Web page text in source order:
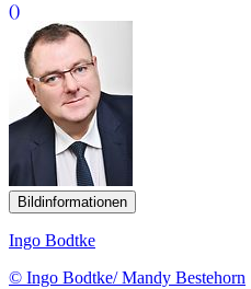
()
Bildinformationen
Ingo Bodtke
© Ingo Bodtke/ Mandy Bestehorn